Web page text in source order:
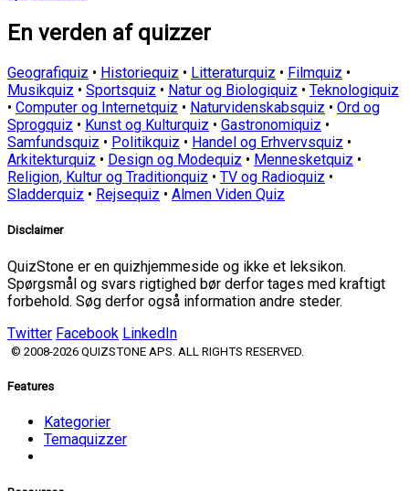
En verden af quizzer
Geografiquiz • Historiequiz • Litteraturquiz • Filmquiz •
Musikquiz • Sportsquiz • Natur og Biologiquiz • Teknologiquiz
• Computer og Internetquiz • Naturvidenskabsquiz • Ord og
Sprogquiz • Kunst og Kulturquiz • Gastronomiquiz •
Samfundsquiz • Politikquiz • Handel og Erhvervsquiz •
Arkitekturquiz • Design og Modequiz • Mennesketquiz •
Religion, Kultur og Traditionquiz • TV og Radioquiz •
Sladderquiz • Rejsequiz • Almen Viden Quiz
Disclaimer
QuizStone er en quizhjemmeside og ikke et leksikon.
Spørgsmål og svars rigtighed bør derfor tages med kraftigt
forbehold. Søg derfor også information andre steder.
Twitter Facebook LinkedIn
© 2008-2026 QUIZSTONE APS. ALL RIGHTS RESERVED.
Features
Kategorier
Temaquizzer